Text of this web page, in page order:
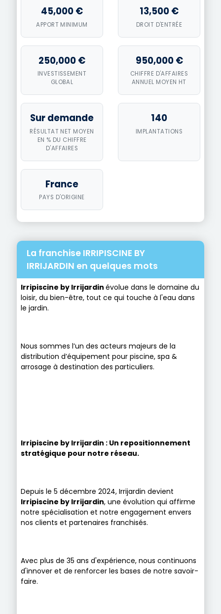
45,000 €
APPORT MINIMUM
13,500 €
DROIT D'ENTRÉE
250,000 €
INVESTISSEMENT
GLOBAL
950,000 €
CHIFFRE D'AFFAIRES
ANNUEL MOYEN HT
Sur demande
RÉSULTAT NET MOYEN
EN % DU CHIFFRE
D'AFFAIRES
140
IMPLANTATIONS
France
PAYS D'ORIGINE
La franchise IRRIPISCINE BY
IRRIJARDIN en quelques mots
Irripiscine by Irrijardin évolue dans le domaine du
loisir, du bien-être, tout ce qui touche à l'eau dans
le jardin.
Nous sommes l’un des acteurs majeurs de la
distribution d’équipement pour piscine, spa &
arrosage à destination des particuliers.
Irripiscine by Irrijardin : Un repositionnement
stratégique pour notre réseau.
Depuis le 5 décembre 2024, Irrijardin devient
Irripiscine by Irrijardin, une évolution qui affirme
notre spécialisation et notre engagement envers
nos clients et partenaires franchisés.
Avec plus de 35 ans d'expérience, nous continuons
d'innover et de renforcer les bases de notre savoir-
faire.